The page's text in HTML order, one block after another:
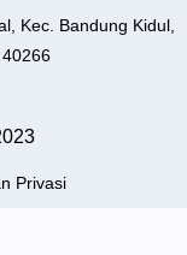
Kec. Bandung Kidul,
Privasi